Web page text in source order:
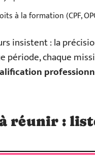
à la formation (CPF,
insistent : la
période, chaque
à réunir :